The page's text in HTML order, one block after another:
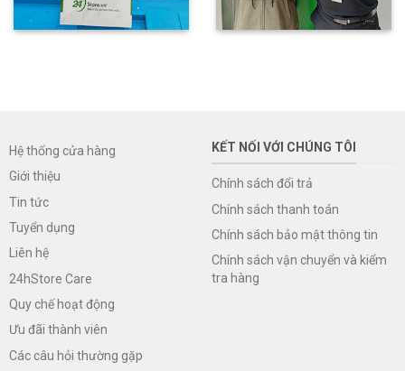
Hệ thống cửa hàng
Giới thiệu
Tin tức
Tuyển dụng
Liên hệ
24hStore Care
Quy chế hoạt động
Ưu đãi thành viên
Các câu hỏi thường gặp
KẾT NỐI VỚI CHÚNG TÔI
Chính sách đổi trả
Chính sách thanh toán
Chính sách bảo mật thông tin
Chính sách vận chuyển và kiểm
tra hàng